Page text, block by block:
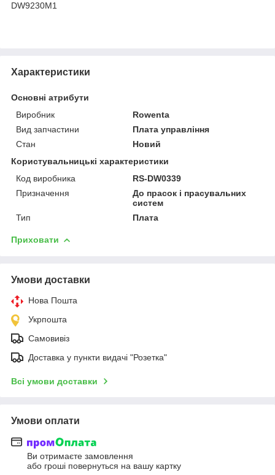
DW9230M1
Характеристики
Основні атрибути
Виробник
Rowenta
Вид запчастини
Плата управління
Стан
Новий
Користувальницькі характеристики
Код виробника
RS-DW0339
Призначення
До прасок і прасувальних
систем
Тип
Плата
Приховати
Умови доставки
Нова Пошта
Укрпошта
Самовивіз
Доставка у пункти видачі "Розетка"
Всі умови доставки
Умови оплати
Ви отримаєте замовлення
або гроші повернуться на вашу картку